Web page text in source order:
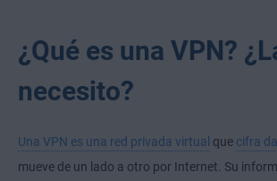
¿Qué es una VPN?
necesito?
Una VPN es una red privada virtual que cifra
mueve de un lado a otro por Internet. Su